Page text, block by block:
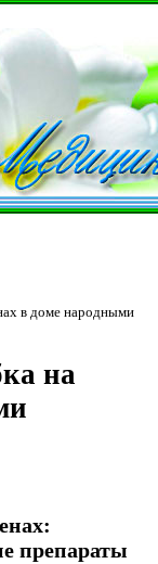
в доме народными
на
препараты